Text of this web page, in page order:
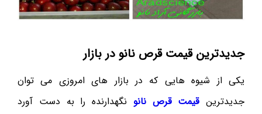
جدیدترین قیمت قرص نانو در بازار
یکی از شیوه هایی که در بازار های امروزی می توان
جدیدترین قیمت قرص نانو نگهدارنده را به دست آورد